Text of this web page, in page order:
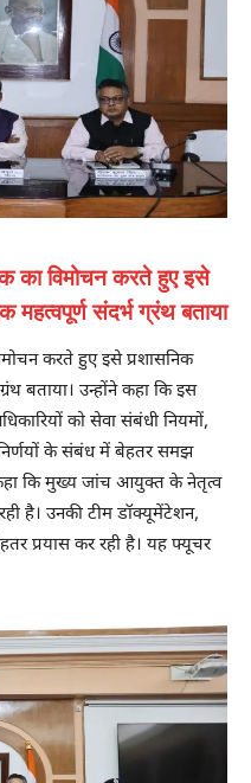
का विमोचन करते हुए इसे
महत्वपूर्ण संदर्भ ग्रंथ बताया
करते हुए इसे प्रशासनिक
बताया। उन्होंने कहा कि इस
को सेवा संबंधी नियमों,
के संबंध में बेहतर समझ
कि मुख्य जांच आयुक्त के नेतृत्व
है। उनकी टीम डॉक्यूमेंटेशन,
प्रयास कर रही है। यह फ्यूचर